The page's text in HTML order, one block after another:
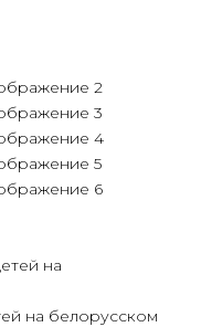
на белорусском